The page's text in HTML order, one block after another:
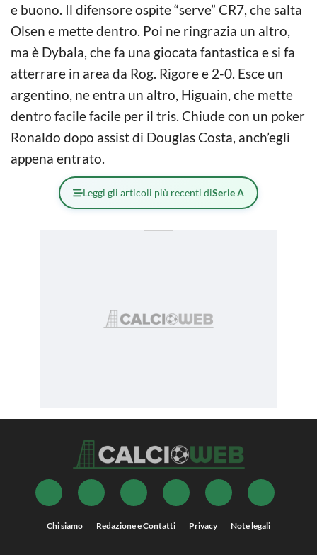
e buono. Il difensore ospite “serve” CR7, che salta
Olsen e mette dentro. Poi ne ringrazia un altro,
ma è Dybala, che fa una giocata fantastica e si fa
atterrare in area da Rog. Rigore e 2-0. Esce un
argentino, ne entra un altro, Higuain, che mette
dentro facile facile per il tris. Chiude con un poker
Ronaldo dopo assist di Douglas Costa, anch’egli
appena entrato.
Leggi gli articoli più recenti diSerie A
Chi siamo Redazione e Contatti Privacy Note legali